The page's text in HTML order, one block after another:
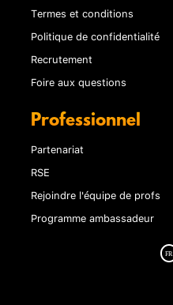
Termes et conditions
Politique de confidentialité
Recrutement
Foire aux questions
Professionnel
Partenariat
RSE
Rejoindre l'équipe de profs
Programme ambassadeur